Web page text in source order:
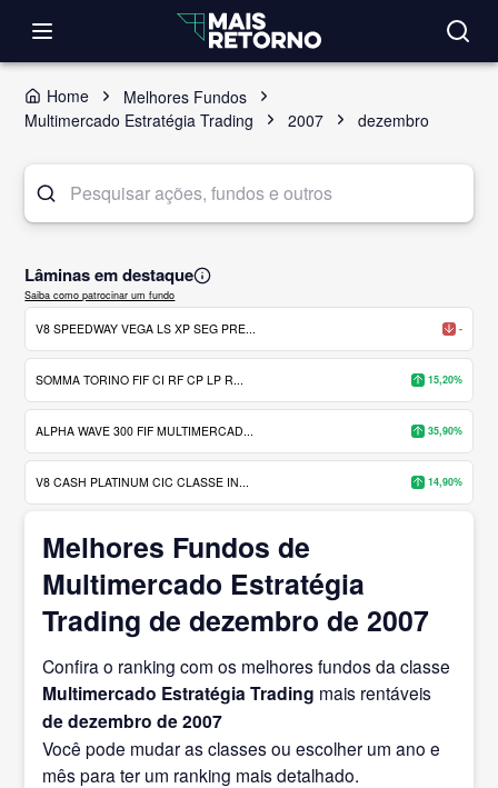
Home
Melhores Fundos
Multimercado Estratégia Trading
2007 dezembro
Lâminas em destaque
Saiba como patrocinar um fundo
V8 SPEEDWAY VEGA LS XP SEG PRE... -
SOMMA TORINO FIF CI RF CP LP R... 15,20%
ALPHA WAVE 300 FIF MULTIMERCAD... 35,90%
V8 CASH PLATINUM CIC CLASSE IN... 14,90%
Melhores Fundos de
Multimercado Estratégia
Trading de dezembro de 2007
Confira o ranking com os melhores fundos da classe
Multimercado Estratégia Trading mais rentáveis
de dezembro de 2007
Você pode mudar as classes ou escolher um ano e
mês para ter um ranking mais detalhado.